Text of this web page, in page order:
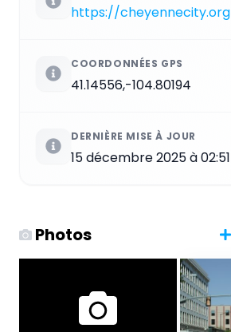
https://cheyennecity.org
COORDONNÉES GPS
41.14556,-104.80194
DERNIÈRE MISE À JOUR
15 décembre 2025 à 02:51
Photos